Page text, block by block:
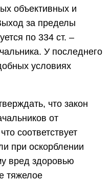
объективных и
за пределы
по 334 ст. –
У последнего
условиях
что закон
от
соответствует
при оскорблении
вред здоровью
тяжелое